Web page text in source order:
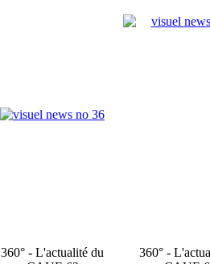
360° - L'actualité du
360° -